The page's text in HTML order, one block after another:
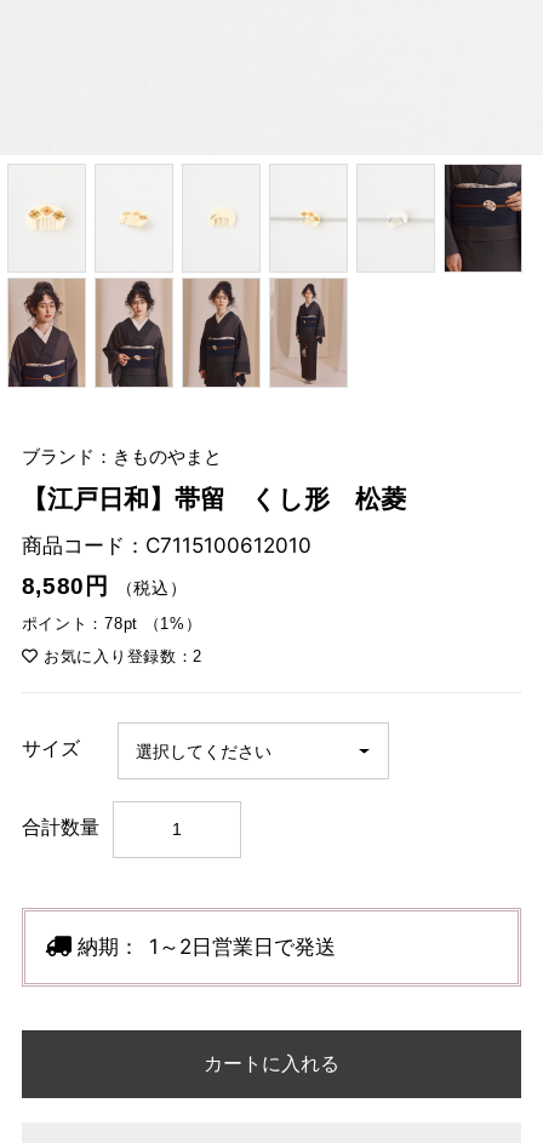
ブランド：きものやまと
【江戸日和】帯留 くし形 松菱
商品コード： C7115100612010
8,580円
（税込）
ポイント：78pt （1%）
お気に入り登録数：2
サイズ
合計数量
納期： 1～2日営業日で発送
カートに入れる